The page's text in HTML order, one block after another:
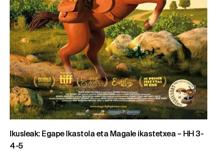
Ikusleak: Egape Ikastola eta Magale ikastetxea – HH 3-
4-5